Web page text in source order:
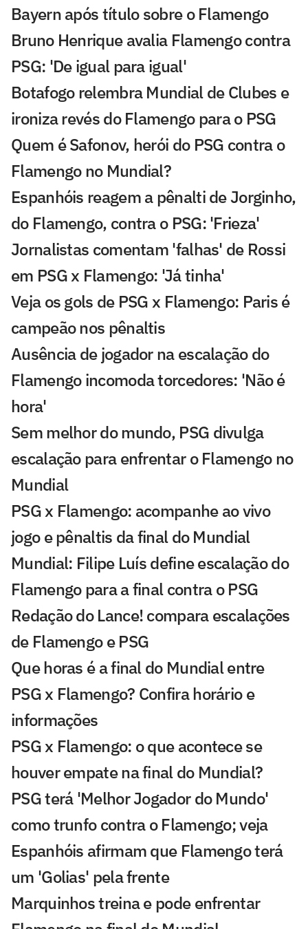
Bayern após título sobre o Flamengo
Bruno Henrique avalia Flamengo contra
PSG: 'De igual para igual'
Botafogo relembra Mundial de Clubes e
ironiza revés do Flamengo para o PSG
Quem é Safonov, herói do PSG contra o
Flamengo no Mundial?
Espanhóis reagem a pênalti de Jorginho,
do Flamengo, contra o PSG: 'Frieza'
Jornalistas comentam 'falhas' de Rossi
em PSG x Flamengo: 'Já tinha'
Veja os gols de PSG x Flamengo: Paris é
campeão nos pênaltis
Ausência de jogador na escalação do
Flamengo incomoda torcedores: 'Não é
hora'
Sem melhor do mundo, PSG divulga
escalação para enfrentar o Flamengo no
Mundial
PSG x Flamengo: acompanhe ao vivo
jogo e pênaltis da final do Mundial
Mundial: Filipe Luís define escalação do
Flamengo para a final contra o PSG
Redação do Lance! compara escalações
de Flamengo e PSG
Que horas é a final do Mundial entre
PSG x Flamengo? Confira horário e
informações
PSG x Flamengo: o que acontece se
houver empate na final do Mundial?
PSG terá 'Melhor Jogador do Mundo'
como trunfo contra o Flamengo; veja
Espanhóis afirmam que Flamengo terá
um 'Golias' pela frente
Marquinhos treina e pode enfrentar